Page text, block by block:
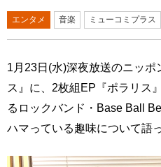
エンタメ 音楽 ミューコミプラス
1月23日(水)深夜放送のニッポ
ス』に、2枚組EP『ポラリス
るロックバンド・Base Ball
ハマっている趣味について語っ